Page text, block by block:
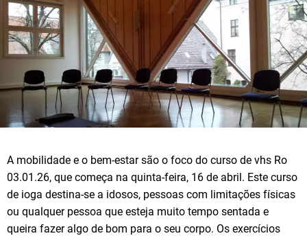
A mobilidade e o bem-estar são o foco do curso de vhs Ro
03.01.26, que começa na quinta-feira, 16 de abril. Este curso
de ioga destina-se a idosos, pessoas com limitações físicas
ou qualquer pessoa que esteja muito tempo sentada e
queira fazer algo de bom para o seu corpo. Os exercícios